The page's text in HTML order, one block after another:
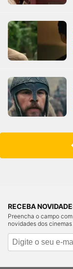
RECEBA
Preencha o campo
novidades dos